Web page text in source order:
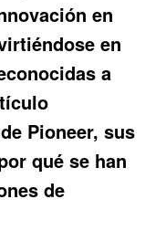
en
en
a
Pioneer, sus
qué se han
de